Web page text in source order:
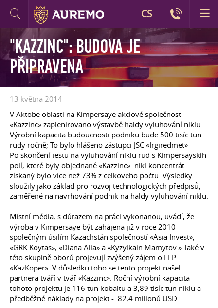
"KAZZINC": BUDOVA JE
PŘIPRAVENA
13 května 2014
V Aktobe oblasti na Kimpersaye akciové společnosti
«Kazzinc» zaplenirovano výstavbě haldy vyluhování niklu.
Výrobní kapacita budoucnosti podniku bude 500 tisíc tun
rudy ročně; To bylo hlášeno zástupci JSC «Irgiredmet»
Po skončení testu na vyluhování niklu rud s Kimpersayskih
polí, které byly objednané «Kazzinc». nikl koncentrát
získaný bylo více než 73% z celkového počtu. Výsledky
sloužily jako základ pro rozvoj technologických předpisů,
zaměřené na navrhování podnik na haldy vyluhování niklu.
Místní média, s důrazem na práci vykonanou, uvádí, že
výroba v Kimpersaye být zahájena již v roce 2010
společným úsilím Kazachstán společností «Asia Invest»,
«GRK Koytas», «Diana Alia» a «Kyzylkain Mamytov.» Také v
této skupině oborů projevují zvýšený zájem o LLP
«KazKoper». V důsledku toho se tento projekt našel
partnera tváří v tvář «Kazzinc». Roční výrobní kapacita
tohoto projektu je 116 tun kobaltu a 3,89 tisíc tun niklu a
předběžné náklady na projekt -. 82,4 milionů USD .
CS